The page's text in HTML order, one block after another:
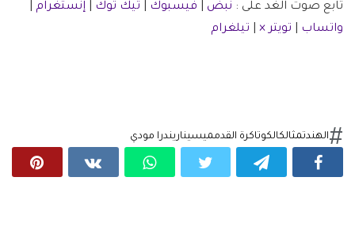
تابع صوت الغد على : نبض فيسبوك تيك توك إنستغرام
واتساب
تويتر × تيلغرام
الهندتمثالكالكوتاكرة القدمميسيناريندرا مودي